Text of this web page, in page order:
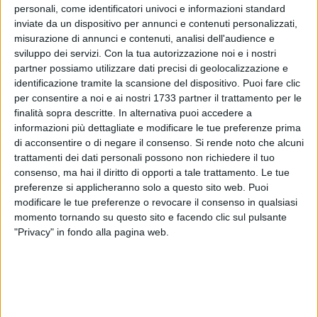
personali, come identificatori univoci e informazioni standard
inviate da un dispositivo per annunci e contenuti personalizzati,
misurazione di annunci e contenuti, analisi dell'audience e
sviluppo dei servizi. Con la tua autorizzazione noi e i nostri
partner possiamo utilizzare dati precisi di geolocalizzazione e
identificazione tramite la scansione del dispositivo. Puoi fare clic
per consentire a noi e ai nostri 1733 partner il trattamento per le
finalità sopra descritte. In alternativa puoi accedere a
informazioni più dettagliate e modificare le tue preferenze prima
di acconsentire o di negare il consenso. Si rende noto che alcuni
trattamenti dei dati personali possono non richiedere il tuo
consenso, ma hai il diritto di opporti a tale trattamento. Le tue
preferenze si applicheranno solo a questo sito web. Puoi
modificare le tue preferenze o revocare il consenso in qualsiasi
momento tornando su questo sito e facendo clic sul pulsante
"Privacy" in fondo alla pagina web.
Era scomparsa nella serata del 18 agosto intorno alle 20:30
a Bisceglie, ma fortunatamente Lucia Cassanelli è stata
ritrovata e sta bene.
A darne notizia è stata la famiglia, che aveva subito
denunciato la scomparsa ai Carabinieri. I familiari
ringraziano tutti coloro che hanno supportato le ricerche.
10 AGOSTO 2026
Festa patronale, il programma di lunedì 10